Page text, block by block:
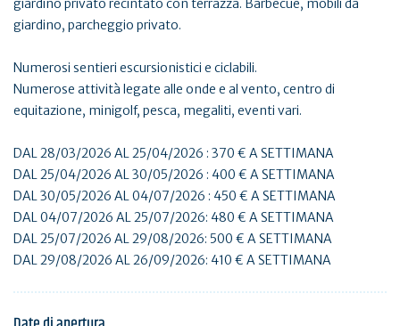
giardino privato recintato con terrazza. Barbecue, mobili da
giardino, parcheggio privato.
Numerosi sentieri escursionistici e ciclabili.
Numerose attività legate alle onde e al vento, centro di
equitazione, minigolf, pesca, megaliti, eventi vari.
DAL 28/03/2026 AL 25/04/2026 : 370 € A SETTIMANA
DAL 25/04/2026 AL 30/05/2026 : 400 € A SETTIMANA
DAL 30/05/2026 AL 04/07/2026 : 450 € A SETTIMANA
DAL 04/07/2026 AL 25/07/2026: 480 € A SETTIMANA
DAL 25/07/2026 AL 29/08/2026: 500 € A SETTIMANA
DAL 29/08/2026 AL 26/09/2026: 410 € A SETTIMANA